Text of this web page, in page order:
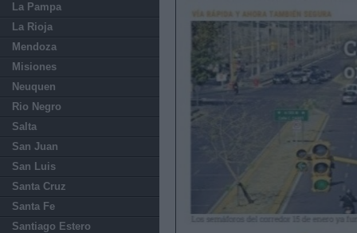
La Pampa
La Rioja
Mendoza
Misiones
Neuquen
Rio Negro
Salta
San Juan
San Luis
Santa Cruz
Santa Fe
Santiago Estero